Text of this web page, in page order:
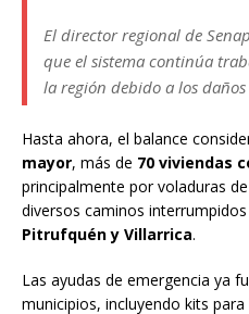
El director regional de
que el sistema continúa
la región debido a los
Hasta ahora, el balance
mayor, más de 70 viviendas
principalmente por voladuras
diversos caminos
Pitrufquén y Villarrica.
Las ayudas de emergencia ya
municipios, incluyendo kits